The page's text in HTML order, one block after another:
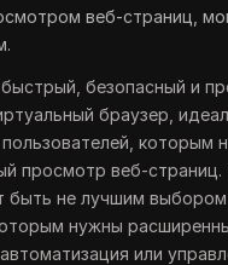
веб-страниц,
безопасный и
браузер,
которым
просмотр веб-страниц.
быть не лучшим
нужны
или